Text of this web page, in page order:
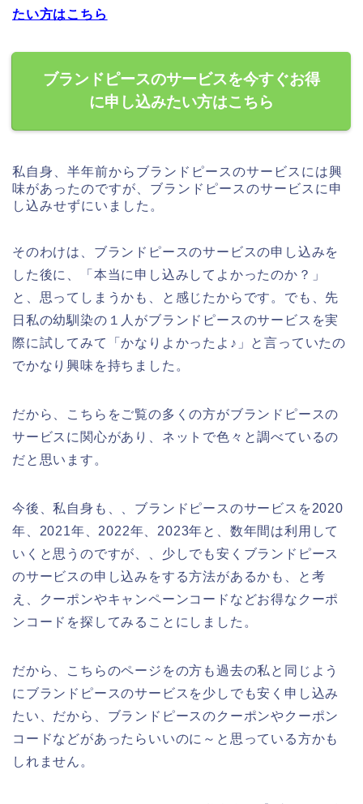
たい方はこちら
ブランドピースのサービスを今すぐお得
に申し込みたい方はこちら
私自身、半年前からブランドピースのサービスには興
味があったのですが、ブランドピースのサービスに申
し込みせずにいました。
そのわけは、ブランドピースのサービスの申し込みを
した後に、「本当に申し込みしてよかったのか？」
と、思ってしまうかも、と感じたからです。でも、先
日私の幼馴染の１人がブランドピースのサービスを実
際に試してみて「かなりよかったよ♪」と言っていたの
でかなり興味を持ちました。
だから、こちらをご覧の多くの方がブランドピースの
サービスに関心があり、ネットで色々と調べているの
だと思います。
今後、私自身も、、ブランドピースのサービスを2020
年、2021年、2022年、2023年と、数年間は利用して
いくと思うのですが、、少しでも安くブランドピース
のサービスの申し込みをする方法があるかも、と考
え、クーポンやキャンペーンコードなどお得なクーポ
ンコードを探してみることにしました。
だから、こちらのページをの方も過去の私と同じよう
にブランドピースのサービスを少しでも安く申し込み
たい、だから、ブランドピースのクーポンやクーポン
コードなどがあったらいいのに～と思っている方かも
しれません。